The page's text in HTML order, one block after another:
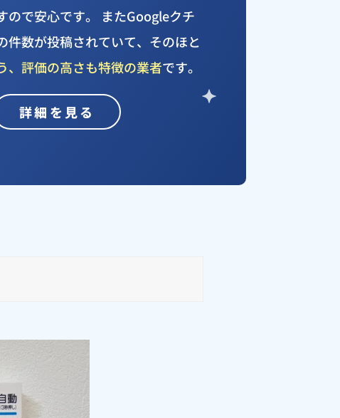
ので安心です。 またGoogleクチ
件数が投稿されていて、そのほと
、評価の高さも特徴の業者です。
詳細を見る